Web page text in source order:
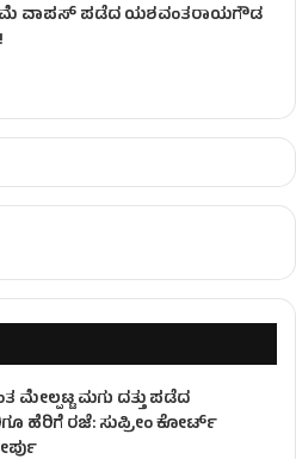
ವಾಪಸ್ ಪಡೆದ ಯಶವಂತರಾಯಗೌಡ
ಮೇಲ್ಪಟ್ಟ ಮಗು ದತ್ತು ಪಡೆದ
ಹೆರಿಗೆ ರಜೆ: ಸುಪ್ರೀಂ ಕೋರ್ಟ್